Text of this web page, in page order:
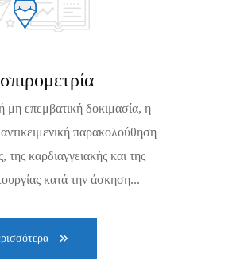
μη επεμβατική δοκιμασία, η
αντικειμενική παρακολούθηση
της καρδιαγγειακής και της
κατά την άσκηση...